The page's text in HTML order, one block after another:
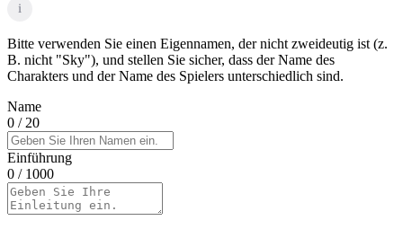
i
Bitte verwenden Sie einen Eigennamen, der nicht zweideutig ist (z.
B. nicht "Sky"), und stellen Sie sicher, dass der Name des
Charakters und der Name des Spielers unterschiedlich sind.
Name
0 / 20
Einführung
0 / 1000